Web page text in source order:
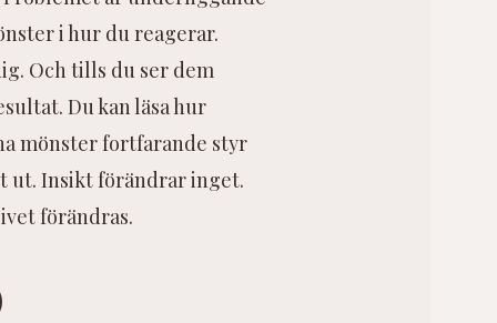
i hur du reagerar.
Och tills du ser dem
​Du kan läsa hur
mönster fortfarande styr
ut.​ Insikt förändrar inget.
förändras.